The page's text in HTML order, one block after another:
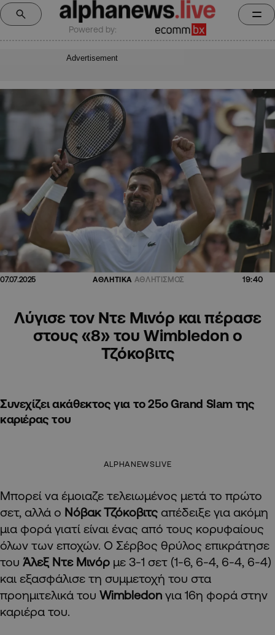
Powered by:
Advertisement
07.07.2025 ΑΘΛΗΤΙΚΑ ΑΘΛΗΤΙΣΜΟΣ 19:40
Λύγισε τον Ντε Μινόρ και πέρασε
στους «8» του Wimbledon ο
Τζόκοβιτς
Συνεχίζει ακάθεκτος για το 25ο Grand Slam της
καριέρας του
ALPHANEWSLIVE
Μπορεί να έμοιαζε τελειωμένος μετά το πρώτο
σετ, αλλά ο Νόβακ Τζόκοβιτς απέδειξε για ακόμη
μια φορά γιατί είναι ένας από τους κορυφαίους
όλων των εποχών. Ο Σέρβος θρύλος επικράτησε
του Άλεξ Ντε Μινόρ με 3-1 σετ (1-6, 6-4, 6-4, 6-4)
και εξασφάλισε τη συμμετοχή του στα
προημιτελικά του Wimbledon για 16η φορά στην
καριέρα του.